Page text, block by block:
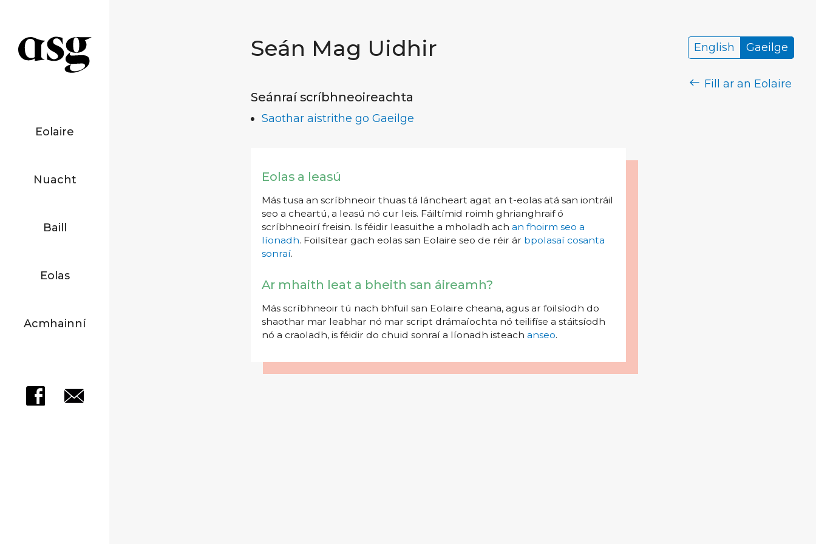
Eolaire
Nuacht
Baill
Eolas
Acmhainní
Seán Mag Uidhir English Gaeilge
Fill ar an Eolaire
Seánraí scríbhneoireachta
Saothar aistrithe go Gaeilge
Eolas a leasú
Más tusa an scríbhneoir thuas tá láncheart agat an t-eolas atá san iontráil
seo a cheartú, a leasú nó cur leis. Fáiltímid roimh ghrianghraif ó
scríbhneoirí freisin. Is féidir leasuithe a mholadh ach an fhoirm seo a
líonadh. Foilsítear gach eolas san Eolaire seo de réir ár bpolasaí cosanta
sonraí.
Ar mhaith leat a bheith san áireamh?
Más scríbhneoir tú nach bhfuil san Eolaire cheana, agus ar foilsíodh do
shaothar mar leabhar nó mar script drámaíochta nó teilifíse a stáitsíodh
nó a craoladh, is féidir do chuid sonraí a líonadh isteach anseo.